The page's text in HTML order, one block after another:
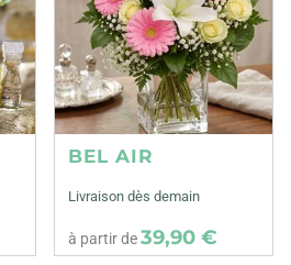
BEL AIR
Livraison dès demain
à partir de39,90 €